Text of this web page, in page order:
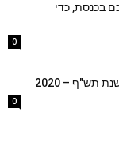
בכנסת, כדי
0
תש"ף – 2020
0